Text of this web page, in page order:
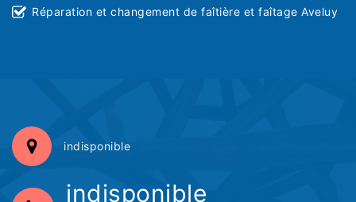
Réparation et changement de faîtière et faîtage Aveluy
indisponible
indisponible